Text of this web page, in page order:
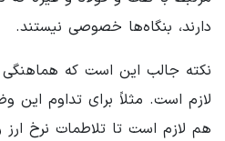
دارند، بنگاه‌ها خصوصی نیستند.
نکته جالب این است که هماهنگی
لازم است. مثلاً برای تداوم
هم لازم است تا تلاطمات نرخ